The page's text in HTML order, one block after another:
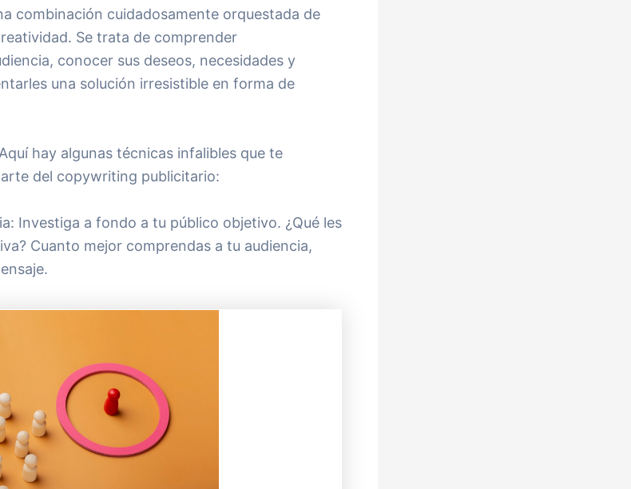
combinación cuidadosamente orquestada de
Se trata de comprender
conocer sus deseos, necesidades y
una solución irresistible en forma de
hay algunas técnicas infalibles que te
del copywriting publicitario:
Investiga a fondo a tu público objetivo. ¿Qué les
Cuanto mejor comprendas a tu audiencia,